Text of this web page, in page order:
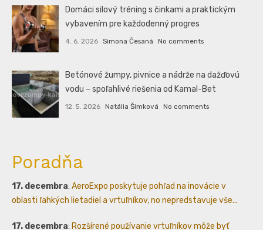
Domáci silový tréning s činkami a praktickým
vybavením pre každodenný progres
4. 6. 2026 Simona Česaná No comments
Betónové žumpy, pivnice a nádrže na dažďovú
vodu – spoľahlivé riešenia od Kamal-Bet
12. 5. 2026 Natália Šimková No comments
Poradňa
17. decembra: AeroExpo poskytuje pohľad na inovácie v
oblasti ľahkých lietadiel a vrtuľníkov, no nepredstavuje vše...
17. decembra: Rozšírené používanie vrtuľníkov môže byť